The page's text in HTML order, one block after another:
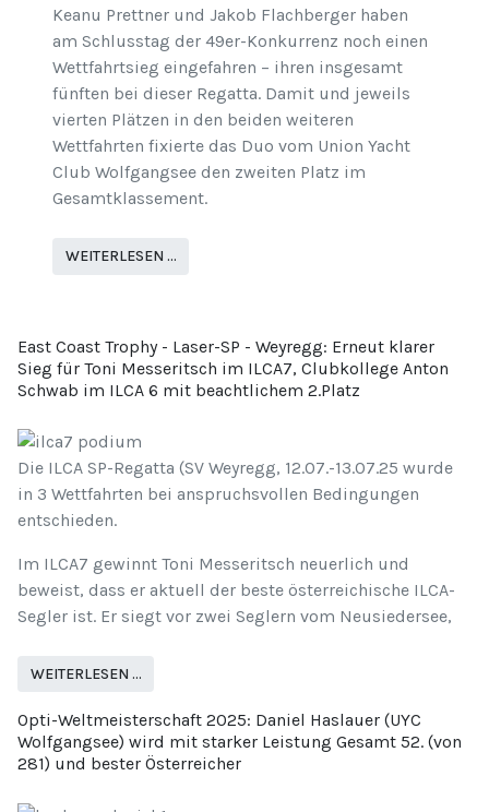
Keanu Prettner und Jakob Flachberger haben
am Schlusstag der 49er-Konkurrenz noch einen
Wettfahrtsieg eingefahren – ihren insgesamt
fünften bei dieser Regatta. Damit und jeweils
vierten Plätzen in den beiden weiteren
Wettfahrten fixierte das Duo vom Union Yacht
Club Wolfgangsee den zweiten Platz im
Gesamtklassement.
WEITERLESEN …
East Coast Trophy - Laser-SP - Weyregg: Erneut klarer
Sieg für Toni Messeritsch im ILCA7, Clubkollege Anton
Schwab im ILCA 6 mit beachtlichem 2.Platz
Die ILCA SP-Regatta (SV Weyregg, 12.07.-13.07.25 wurde
in 3 Wettfahrten bei anspruchsvollen Bedingungen
entschieden.
Im ILCA7 gewinnt Toni Messeritsch neuerlich und
beweist, dass er aktuell der beste österreichische ILCA-
Segler ist. Er siegt vor zwei Seglern vom Neusiedersee,
WEITERLESEN …
Opti-Weltmeisterschaft 2025: Daniel Haslauer (UYC
Wolfgangsee) wird mit starker Leistung Gesamt 52. (von
281) und bester Österreicher